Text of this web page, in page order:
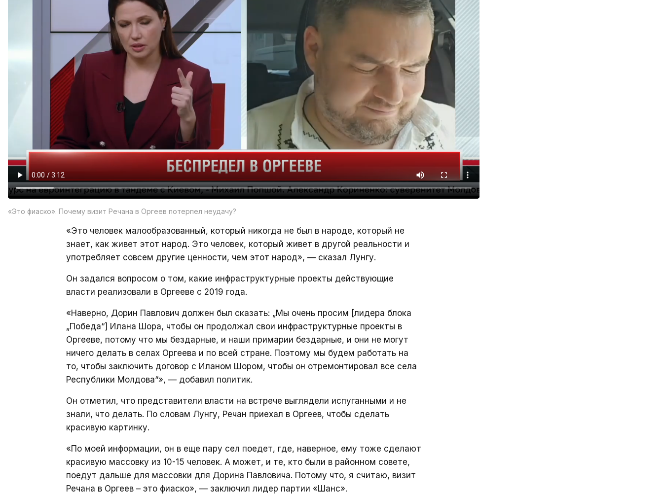
«Это фиаско». Почему визит Речана в Оргеев потерпел неудачу?
«Это человек малообразованный, который никогда не был в народе, который не
знает, как живет этот народ. Это человек, который живет в другой реальности и
употребляет совсем другие ценности, чем этот народ», — сказал Лунгу.
Он задался вопросом о том, какие инфраструктурные проекты действующие
власти реализовали в Оргееве с 2019 года.
«Наверно, Дорин Павлович должен был сказать: „Мы очень просим [лидера блока
„Победа“] Илана Шора, чтобы он продолжал свои инфраструктурные проекты в
Оргееве, потому что мы бездарные, и наши примарии бездарные, и они не могут
ничего делать в селах Оргеева и по всей стране. Поэтому мы будем работать на
то, чтобы заключить договор с Иланом Шором, чтобы он отремонтировал все села
Республики Молдова“», — добавил политик.
Он отметил, что представители власти на встрече выглядели испуганными и не
знали, что делать. По словам Лунгу, Речан приехал в Оргеев, чтобы сделать
красивую картинку.
«По моей информации, он в еще пару сел поедет, где, наверное, ему тоже сделают
красивую массовку из 10-15 человек. А может, и те, кто были в районном совете,
поедут дальше для массовки для Дорина Павловича. Потому что, я считаю, визит
Речана в Оргеев – это фиаско», — заключил лидер партии «Шанс».